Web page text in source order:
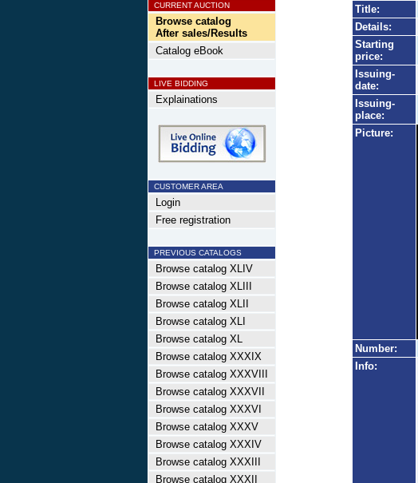
CURRENT AUCTION
Browse catalog
After sales/Results
Catalog eBook
LIVE BIDDING
Explainations
CUSTOMER AREA
Login
Free registration
PREVIOUS CATALOGS
Browse catalog XLIV
Browse catalog XLIII
Browse catalog XLII
Browse catalog XLI
Browse catalog XL
Browse catalog XXXIX
Browse catalog XXXVIII
Browse catalog XXXVII
Browse catalog XXXVI
Browse catalog XXXV
Browse catalog XXXIV
Browse catalog XXXIII
Browse catalog XXXII
Title:
Details:
Starting
price:
Issuing-
date:
Issuing-
place:
Picture:
Number:
Info: